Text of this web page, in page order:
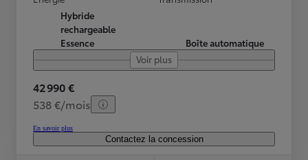
Hybride
rechargeable
Essence
Boîte automatique
Voir plus
42 990 €
538 €/mois
En savoir plus
Contactez la concession